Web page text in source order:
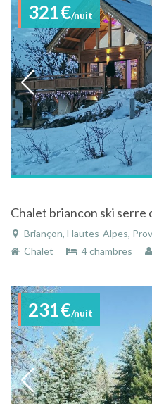
321€/nuit
Chalet briancon ski serre
Briançon, Hautes-Alpes,
Chalet
4 chambres
231€/nuit